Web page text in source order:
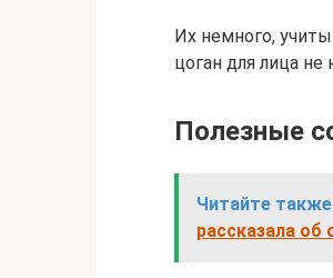
Их немного,
цоган для лица не
Полезные
Читайте
рассказала